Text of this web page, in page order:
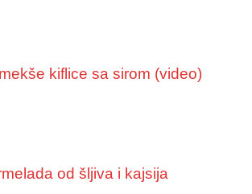
kiflice sa sirom (video)
od šljiva i kajsija